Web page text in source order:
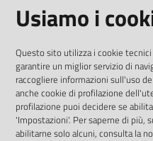
Tel.0522 7961
LinkedinFacebookInstagram
Usiamo i
Questo sito utilizza i cookie
garantire un miglior servizio di
raccogliere informazioni sull'uso
anche cookie di profilazione
profilazione puoi decidere se
'Impostazioni'. Per saperne di più,
abilitarne solo alcuni, consulta la